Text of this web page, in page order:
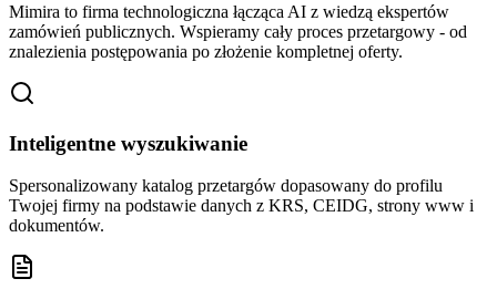
Mimira to firma technologiczna łącząca AI z wiedzą ekspertów
zamówień publicznych. Wspieramy cały proces przetargowy - od
znalezienia postępowania po złożenie kompletnej oferty.
Inteligentne wyszukiwanie
Spersonalizowany katalog przetargów dopasowany do profilu
Twojej firmy na podstawie danych z KRS, CEIDG, strony www i
dokumentów.